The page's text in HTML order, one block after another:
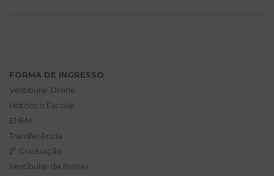
FORMA DE INGRESSO
Vestibular Online
Histórico Escolar
ENEM
Transferência
2ª Graduação
Vestibular de Bolsas